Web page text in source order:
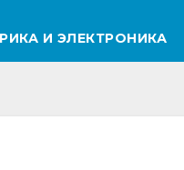
И ЭЛЕКТРОНИКА